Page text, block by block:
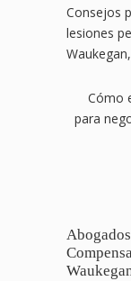
Consejos
lesiones
Cómo
para